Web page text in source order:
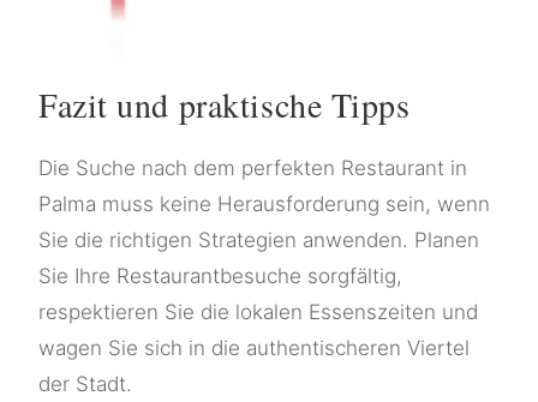
Fazit und praktische Tipps
Die Suche nach dem perfekten Restaurant in
Palma muss keine Herausforderung sein, wenn
Sie die richtigen Strategien anwenden. Planen
Sie Ihre Restaurantbesuche sorgfältig,
respektieren Sie die lokalen Essenszeiten und
wagen Sie sich in die authentischeren Viertel
der Stadt.